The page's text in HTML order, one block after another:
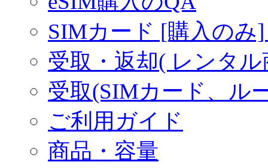
SIMカード [購入のみ
受取・返却( レンタ
受取(SIMカード、ル
ご利用ガイド
商品・容量